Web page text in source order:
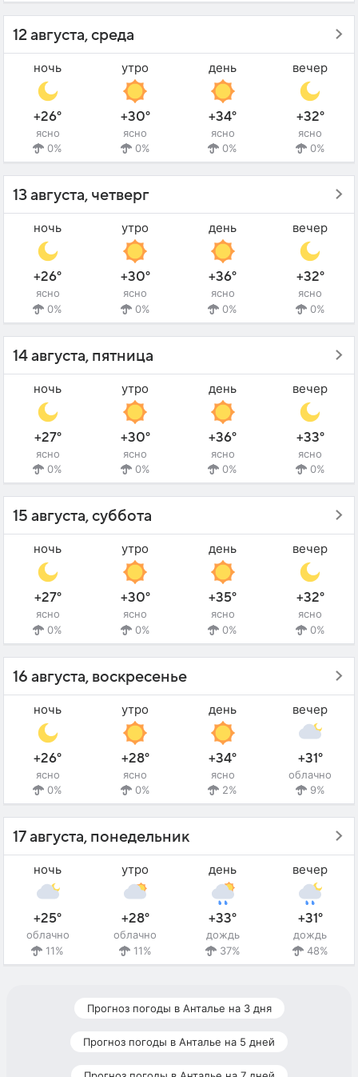
12 августа, среда
ночь
+26°
ясно
0%
утро
+30°
ясно
0%
день
+34°
ясно
0%
вечер
+32°
ясно
0%
13 августа, четверг
ночь
+26°
ясно
0%
утро
+30°
ясно
0%
день
+36°
ясно
0%
вечер
+32°
ясно
0%
14 августа, пятница
ночь
+27°
ясно
0%
утро
+30°
ясно
0%
день
+36°
ясно
0%
вечер
+33°
ясно
0%
15 августа, суббота
ночь
+27°
ясно
0%
утро
+30°
ясно
0%
день
+35°
ясно
0%
вечер
+32°
ясно
0%
16 августа, воскресенье
ночь
+26°
ясно
0%
утро
+28°
ясно
0%
день
+34°
ясно
2%
вечер
+31°
облачно
9%
17 августа, понедельник
ночь
+25°
облачно
11%
утро
+28°
облачно
11%
день
+33°
дождь
37%
вечер
+31°
дождь
48%
Прогноз погоды в Анталье на 3 дня
Прогноз погоды в Анталье на 5 дней